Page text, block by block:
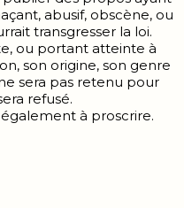
abusif, obscène, ou
transgresser la loi.
ou portant atteinte à
son origine, son genre
sera pas retenu pour
refusé.
à proscrire.